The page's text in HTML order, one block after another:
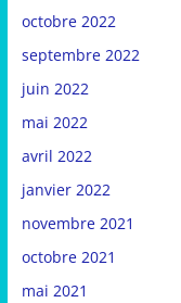
octobre 2022
septembre 2022
juin 2022
mai 2022
avril 2022
janvier 2022
novembre 2021
octobre 2021
mai 2021